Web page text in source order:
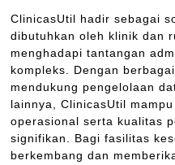
ClinicasUtil hadir sebagai
dibutuhkan oleh klinik dan
menghadapi tantangan
kompleks. Dengan
mendukung pengelolaan
lainnya, ClinicasUtil
operasional serta kualitas
signifikan. Bagi fasilitas
berkembang dan